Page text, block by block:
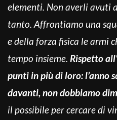
elementi. Non averli avuti
tanto. Affrontiamo una
e della forza fisica le armi
tempo insieme. Rispetto
punti in più di loro: l’anno
davanti, non dobbiamo
il possibile per cercare di